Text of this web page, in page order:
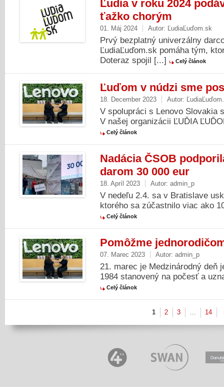
Ľudia v roku 2024
ťažko chorým
01. Máj 2024 Autor: ĽudiaĽuďom.sk
Prvý bezplatný univerzálny
ĽudiaĽuďom.sk pomáha tým,
Doteraz spojil [...]
Celý článok
Ľuďom v núdzi sme
18. December 2023 Autor:
V spolupráci s Lenovo Slovakia
V našej organizácii ĽUĎIA
Celý článok
Nadácia ČSOB
darom 30 000 eur
18. Apríl 2023 Autor: admin_p
V nedeľu 2.4. sa v Bratislave
ktorého sa zúčastnilo viac ako
Celý článok
Pomôžme
07. Marec 2023 Autor: admin_p
21. marec je Medzinárodný deň
1984 stanovený na počesť a
Celý článok
1 2 3 … 14